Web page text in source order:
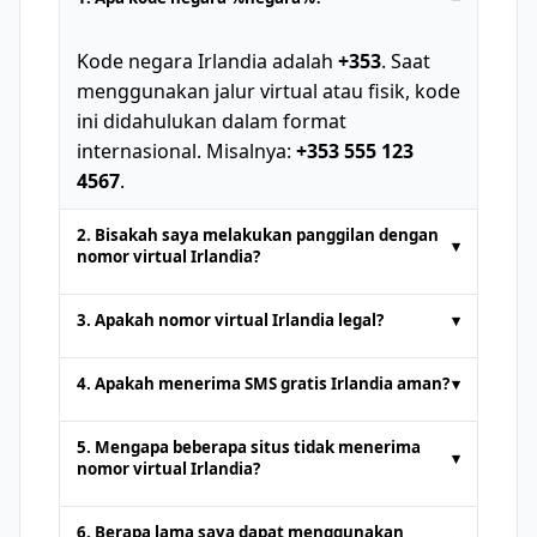
Kode negara Irlandia adalah +353. Saat
menggunakan jalur virtual atau fisik, kode
ini didahulukan dalam format
internasional. Misalnya: +353 555 123
4567.
2. Bisakah saya melakukan panggilan dengan
nomor virtual Irlandia?
▾
Nomor telepon sementara yang
disediakan oleh platform SMS online
Panggilan suara atau pengiriman SMS
standar tidak didukung. Beberapa
layanan premium mungkin menawarkan
3. Apakah nomor virtual Irlandia legal? ▾
Ya. Nomor virtual Irlandia sepenuhnya
sah untuk tindakan seperti
mereka tidak boleh digunakan untuk
mematuhi platform
4. Apakah menerima SMS gratis Irlandia aman?▾
Mendapatkan SMS online gratis
dari
platform terkemuka adalah aman.
dilihat oleh siapa saja, hindari menerima
5. Mengapa beberapa situs tidak menerima
nomor virtual Irlandia?
▾
Beberapa situs web memblokir nomor
6. Berapa lama saya dapat menggunakan